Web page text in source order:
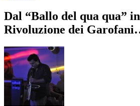
Dal “Ballo del qua qua”
Rivoluzione dei